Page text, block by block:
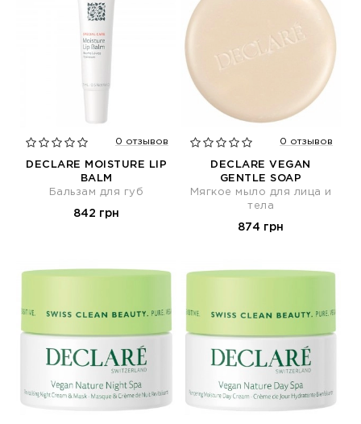
0 отзывов
DECLARE MOISTURE LIP
BALM
Бальзам для губ
842 грн
0 отзывов
DECLARE VEGAN
GENTLE SOAP
Мягкое мыло для лица и
тела
874 грн